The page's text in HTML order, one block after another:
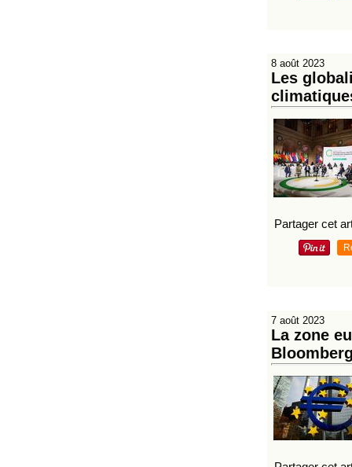
8 août 2023
Les
Partager cet
7 août 2023
La zone